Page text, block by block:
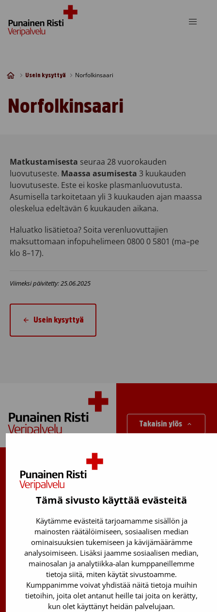
Tämä sivusto käyttää evästeitä
Käytämme evästeitä tarjoamamme sisällön ja
mainosten räätälöimiseen, sosiaalisen median
ominaisuuksien tukemiseen ja kävijämäärämme
analysoimiseen. Lisäksi jaamme sosiaalisen median,
mainosalan ja analytiikka-alan kumppaneillemme
tietoja siitä, miten käytät sivustoamme.
Kumppanimme voivat yhdistää näitä tietoja muihin
tietoihin, joita olet antanut heille tai joita on kerätty,
kun olet käyttänyt heidän palvelujaan.
Usein kysyttyä Norfolkinsaari
Norfolkinsaari
Matkustamisesta seuraa 28 vuorokauden
luovutuseste. Maassa asumisesta 3 kuukauden
luovutuseste. Este ei koske plasmanluovutusta.
Asumisella tarkoitetaan yli 3 kuukauden ajan maassa
oleskelua edeltävän 6 kuukauden aikana.
Haluatko lisätietoa? Soita verenluovuttajien
maksuttomaan infopuhelimeen 0800 0 5801 (ma–pe
klo 8–17).
Viimeksi päivitetty: 25.06.2025
Usein kysyttyä
Takaisin ylös
Suomen Punainen Risti, Veripalvelu
Maksuton verenluovuttajien info:
0800 05801(ma–pe 8–17)
Kantasolurekisterin info:
029 300 1515
Härkälenkki 13
01730 Vantaa
Toimipisteiden yhteystiedot
Vantaan päätoimipiste